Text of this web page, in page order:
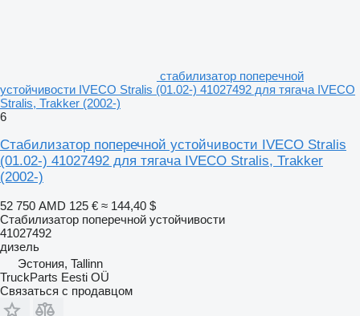
стабилизатор поперечной
устойчивости IVECO Stralis (01.02-) 41027492 для тягача IVECO
Stralis, Trakker (2002-)
6
Стабилизатор поперечной устойчивости IVECO Stralis
(01.02-) 41027492 для тягача IVECO Stralis, Trakker
(2002-)
52 750 AMD 125 € ≈ 144,40 $
Стабилизатор поперечной устойчивости
41027492
дизель
Эстония, Tallinn
TruckParts Eesti OÜ
Связаться с продавцом